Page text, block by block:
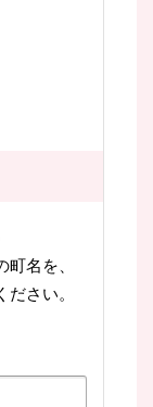
名を、
さい。